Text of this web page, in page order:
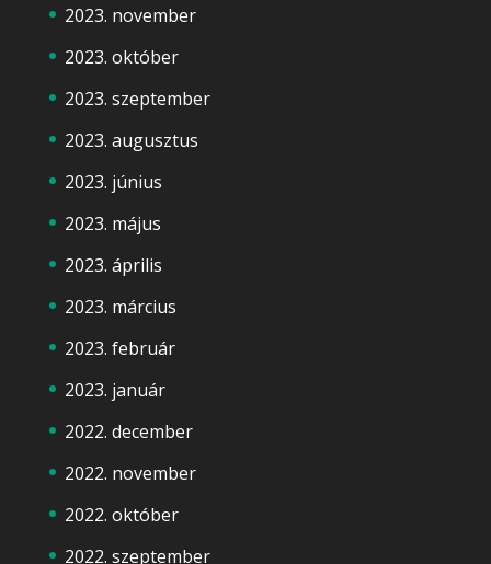
2023. november
2023. október
2023. szeptember
2023. augusztus
2023. június
2023. május
2023. április
2023. március
2023. február
2023. január
2022. december
2022. november
2022. október
2022. szeptember